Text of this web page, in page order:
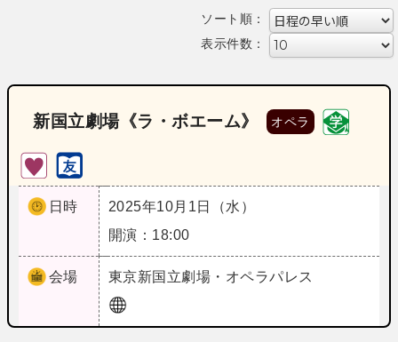
ソート順：
表示件数：
新国立劇場《ラ・ボエーム》 オペラ
日時
2025年10月1日（水）
開演：18:00
会場 東京新国立劇場・オペラパレス